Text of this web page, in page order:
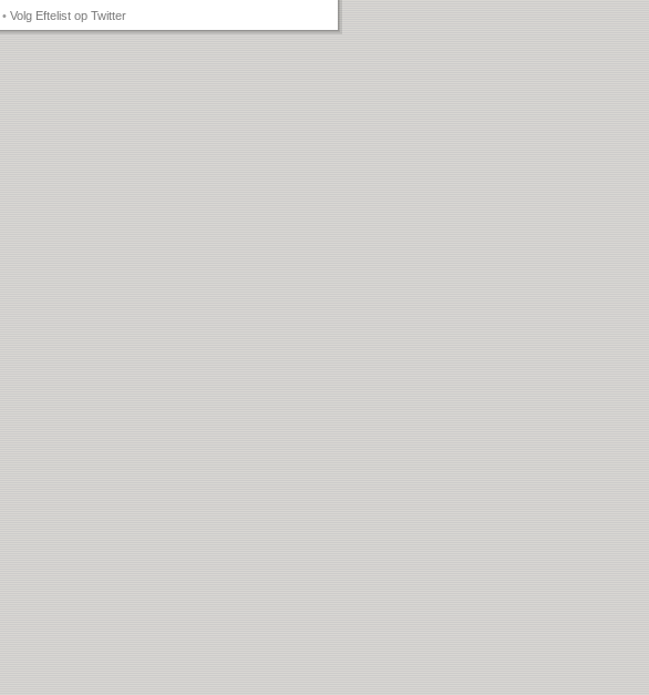
• Volg Eftelist op Twitter